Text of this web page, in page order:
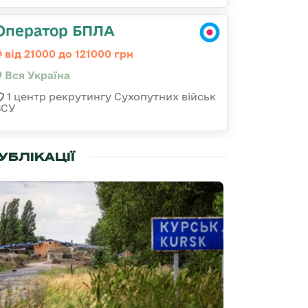
БПЛА
від 21000 до 121000 грн
Вся Україна
1 центр рекрутингу Сухопутних військ